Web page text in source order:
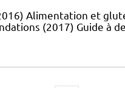
Alimentation et
(2017) Guide à